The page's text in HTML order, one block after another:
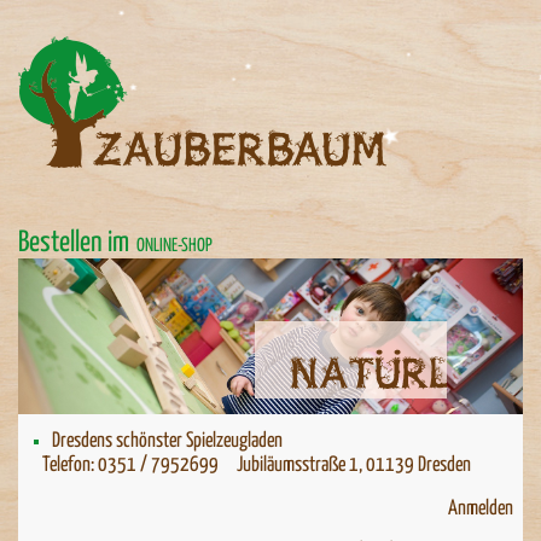
Bestellen im ONLINE-SHOP
Natürlich spielen
Natürlich spielen
Dresdens schönster Spielzeugladen
Telefon: 0351 / 7952699 Jubiläumsstraße 1, 01139 Dresden
Anmelden